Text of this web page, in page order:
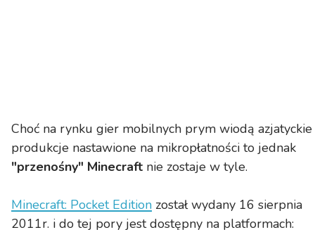
Choć na rynku gier mobilnych prym wiodą azjatyckie
produkcje nastawione na mikropłatności to jednak
"przenośny" Minecraft nie zostaje w tyle.
Minecraft: Pocket Edition został wydany 16 sierpnia
2011r. i do tej pory jest dostępny na platformach: